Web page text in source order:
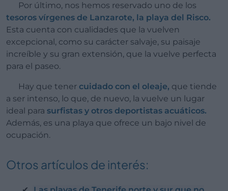
Por último, nos hemos reservado uno de los
tesoros vírgenes de Lanzarote, la playa del Risco.
Esta cuenta con cualidades que la vuelven
excepcional, como su carácter salvaje, su paisaje
increíble y su gran extensión, que la vuelve perfecta
para el paseo.
Hay que tener cuidado con el oleaje, que tiende
a ser intenso, lo que, de nuevo, la vuelve un lugar
ideal para surfistas y otros deportistas acuáticos.
Además, es una playa que ofrece un bajo nivel de
ocupación.
Otros artículos de interés: